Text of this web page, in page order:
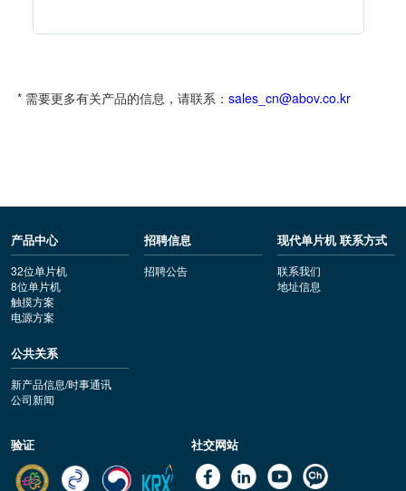
* 需要更多有关产品的信息，请联系： sales_cn@abov.co.kr
产品中心
32位单片机
8位单片机
触摸方案
电源方案
招聘信息
招聘公告
现代单片机 联系方式
联系我们
地址信息
公共关系
新产品信息/时事通讯
公司新闻
验证 社交网站